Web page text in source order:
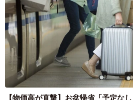
【物価高が直撃】お盆帰省「予定な